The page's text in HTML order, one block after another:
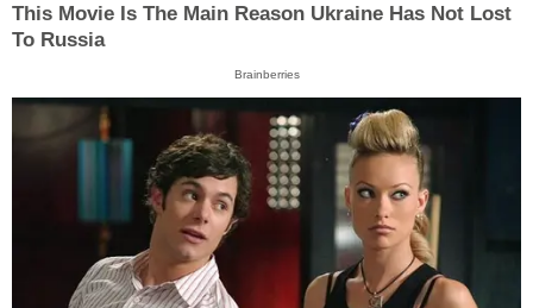
This Movie Is The Main Reason Ukraine Has Not Lost
To Russia
Brainberries